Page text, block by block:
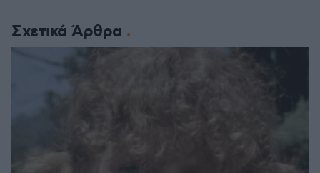
Σχετικά Άρθρα